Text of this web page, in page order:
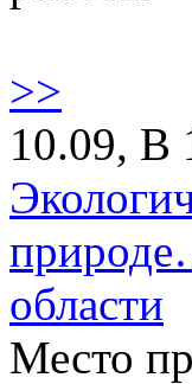
>>
10.09, В
области
Место